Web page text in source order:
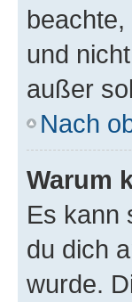
und
außer
Nach
Warum
Es kann
du dich
wurde.